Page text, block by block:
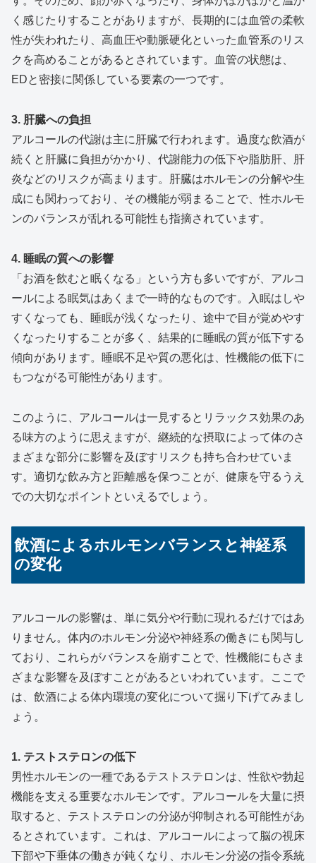
く感じたりすることがありますが、長期的には血管の柔軟
性が失われたり、高血圧や動脈硬化といった血管系のリス
クを高めることがあるとされています。血管の状態は、
EDと密接に関係している要素の一つです。
3. 肝臓への負担
アルコールの代謝は主に肝臓で行われます。過度な飲酒が
続くと肝臓に負担がかかり、代謝能力の低下や脂肪肝、肝
炎などのリスクが高まります。肝臓はホルモンの分解や生
成にも関わっており、その機能が弱まることで、性ホルモ
ンのバランスが乱れる可能性も指摘されています。
4. 睡眠の質への影響
「お酒を飲むと眠くなる」という方も多いですが、アルコ
ールによる眠気はあくまで一時的なものです。入眠はしや
すくなっても、睡眠が浅くなったり、途中で目が覚めやす
くなったりすることが多く、結果的に睡眠の質が低下する
傾向があります。睡眠不足や質の悪化は、性機能の低下に
もつながる可能性があります。
このように、アルコールは一見するとリラックス効果のあ
る味方のように思えますが、継続的な摂取によって体のさ
まざまな部分に影響を及ぼすリスクも持ち合わせていま
す。適切な飲み方と距離感を保つことが、健康を守るうえ
での大切なポイントといえるでしょう。
飲酒によるホルモンバランスと神経系
の変化
アルコールの影響は、単に気分や行動に現れるだけではあ
りません。体内のホルモン分泌や神経系の働きにも関与し
ており、これらがバランスを崩すことで、性機能にもさま
ざまな影響を及ぼすことがあるといわれています。ここで
は、飲酒による体内環境の変化について掘り下げてみまし
ょう。
1. テストステロンの低下
男性ホルモンの一種であるテストステロンは、性欲や勃起
機能を支える重要なホルモンです。アルコールを大量に摂
取すると、テストステロンの分泌が抑制される可能性があ
るとされています。これは、アルコールによって脳の視床
下部や下垂体の働きが鈍くなり、ホルモン分泌の指令系統